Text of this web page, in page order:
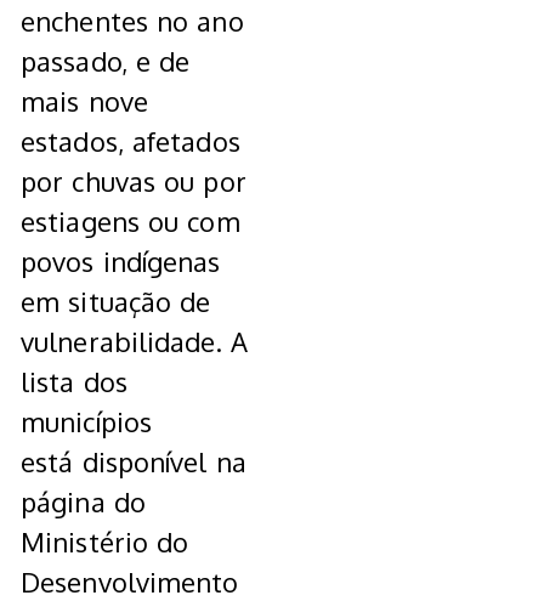
enchentes no ano
passado, e de
mais nove
estados, afetados
por chuvas ou por
estiagens ou com
povos indígenas
em situação de
vulnerabilidade. A
lista dos
municípios
está disponível na
página do
Ministério do
Desenvolvimento